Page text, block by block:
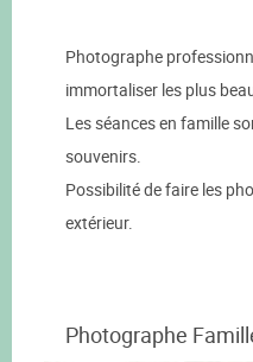
Photographe
immortaliser les plus
Les séances en famille
souvenirs.
Possibilité de faire les
extérieur.
Photographe